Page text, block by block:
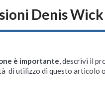
Denis
è importante, descrivi il
di utilizzo di questo articolo